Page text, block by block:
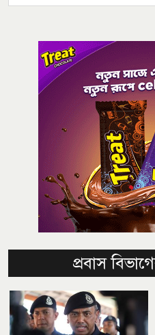
প্রবাস